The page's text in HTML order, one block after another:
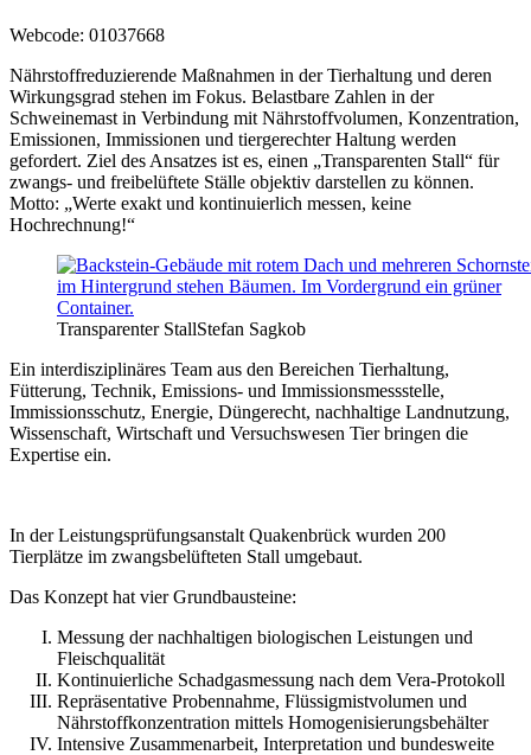
Webcode: 01037668
Nährstoffreduzierende Maßnahmen in der Tierhaltung und deren
Wirkungsgrad stehen im Fokus. Belastbare Zahlen in der
Schweinemast in Verbindung mit Nährstoffvolumen, Konzentration,
Emissionen, Immissionen und tiergerechter Haltung werden
gefordert. Ziel des Ansatzes ist es, einen „Transparenten Stall“ für
zwangs- und freibelüftete Ställe objektiv darstellen zu können.
Motto: „Werte exakt und kontinuierlich messen, keine
Hochrechnung!“
Transparenter StallStefan Sagkob
Ein interdisziplinäres Team aus den Bereichen Tierhaltung,
Fütterung, Technik, Emissions- und Immissionsmessstelle,
Immissionsschutz, Energie, Düngerecht, nachhaltige Landnutzung,
Wissenschaft, Wirtschaft und Versuchswesen Tier bringen die
Expertise ein.
In der Leistungsprüfungsanstalt Quakenbrück wurden 200
Tierplätze im zwangsbelüfteten Stall umgebaut.
Das Konzept hat vier Grundbausteine:
Messung der nachhaltigen biologischen Leistungen und
Fleischqualität
Kontinuierliche Schadgasmessung nach dem Vera-Protokoll
Repräsentative Probennahme, Flüssigmistvolumen und
Nährstoffkonzentration mittels Homogenisierungsbehälter
Intensive Zusammenarbeit, Interpretation und bundesweite